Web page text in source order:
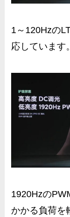
1～120Hzの
応しています。
1920Hzの
かかる負荷を